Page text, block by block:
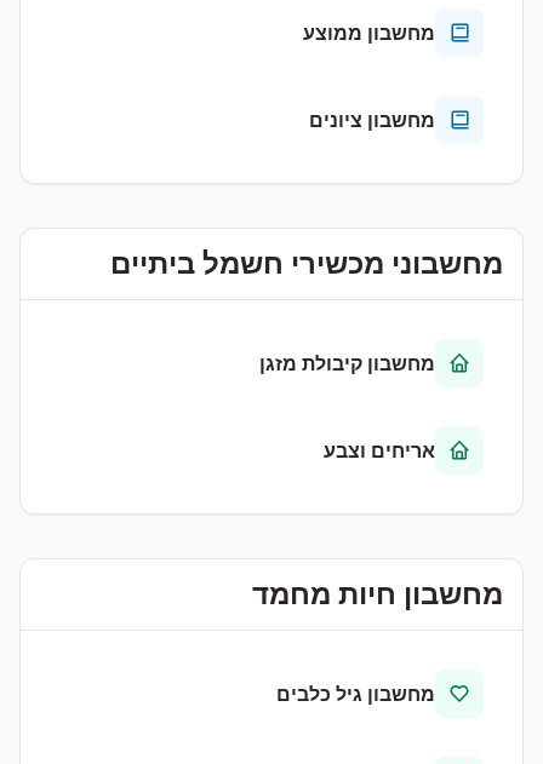
מחשבון ממוצע
מחשבון ציונים
מחשבוני מכשירי חשמל ביתיים
מחשבון קיבולת מזגן
אריחים וצבע
מחשבון חיות מחמד
מחשבון גיל כלבים